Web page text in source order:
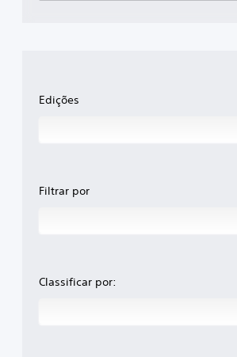
Edições
Filtrar por
Classificar por: